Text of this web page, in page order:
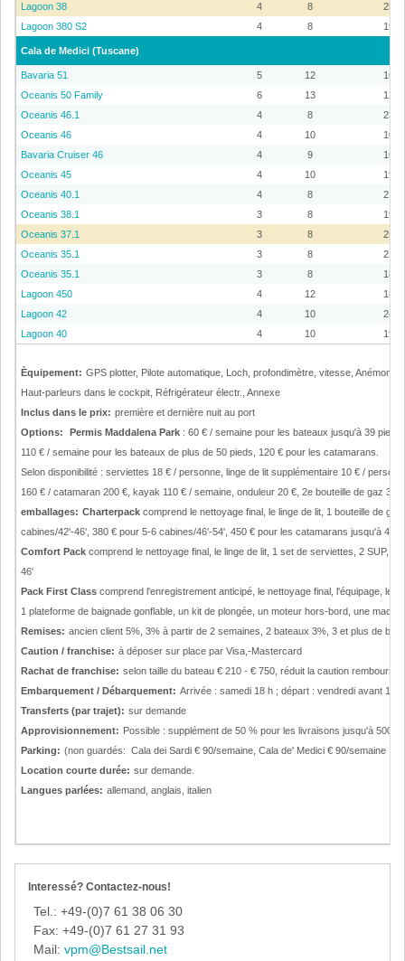
Lagoon 38
4 8
25
Lagoon 380 S2
4 8 19
Cala de Medici (Tuscane)
Bavaria 51 5 12
16
Oceanis 50 Family
6 13
12
Oceanis 46.1
4 8
23
Oceanis 46
4 10
10
Bavaria Cruiser 46
4 9
16
Oceanis 45
4 10
19
Oceanis 40.1
4 8
21
Oceanis 38.1
3 8
19
Oceanis 37.1
3 8
25
Oceanis 35.1
3 8
21
Oceanis 35.1
3 8
18
Lagoon 450
4 12
18
Lagoon 42
4 10
24
Lagoon 40
4 10 19
Èquipement: GPS plotter, Pilote automatique, Loch, profondimètre, vitesse,
Haut-parleurs dans le cockpit, Réfrigérateur électr., Annexe
Inclus dans le prix: première et dernière nuit au port
Options:
Permis Maddalena Park : 60 € / semaine pour les bateaux jusqu'à 39
110 € / semaine pour les bateaux de plus de 50 pieds, 120 € pour les catamarans.
Selon disponibilité : serviettes 18 € / personne, linge de lit supplémentaire 10 € /
160 € / catamaran 200 €, kayak 110 € / semaine, onduleur 20 €, 2e bouteille de gaz 30
emballages: Charterpack comprend le nettoyage final, le linge de lit, 1 bouteille de
cabines/42'-46', 380 € pour 5-6 cabines/46'-54', 450 € pour les catamarans jusqu'à
Comfort Pack comprend le nettoyage final, le linge de lit, 1 set de serviettes, 2 SUP,
46'
Pack First Class comprend l'enregistrement anticipé, le nettoyage final, l'équipage, le
1 plateforme de baignade gonflable, un kit de plongée, un moteur hors-bord, une
Remises: ancien client 5%, 3% à partir de 2 semaines, 2 bateaux 3%, 3 et plus de
Caution / franchise: à déposer sur place par Visa,-Mastercard
Rachat de franchise: selon taille du bateau € 210 - € 750, réduit la caution
Embarquement / Débarquement: Arrivée : samedi 18 h ; départ : vendredi avant 18
Transferts (par trajet): sur demande
Approvisionnement: Possible : supplément de 50 % pour les livraisons jusqu'à 500
Parking: (non guardés: Cala dei Sardi € 90/semaine, Cala de' Medici € 90/semaine
Location courte durée: sur demande.
Langues parlées: allemand, anglais, italien
Interessé? Contactez-nous!
Tel.: +49-(0)7 61 38 06 30
Fax: +49-(0)7 61 27 31 93
Mail: vpm@Bestsail.net